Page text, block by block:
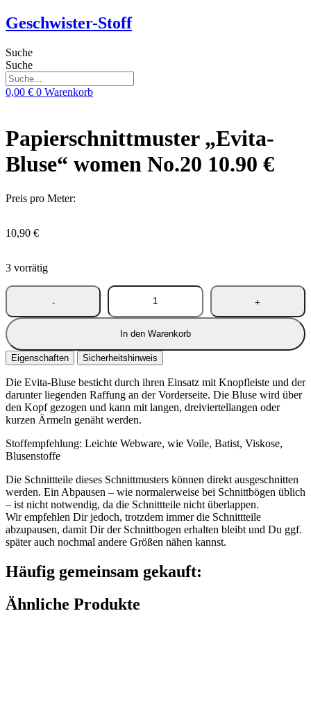
Zum
Inhalt
Geschwister-Stoff
Suche
Suche
0,00 € 0 Warenkorb
Papierschnittmuster „Evita-
Bluse“ women No.20 10.90 €
Preis pro Meter:
10,90 €
3 vorrätig
In den Warenkorb
Eigenschaften Sicherheitshinweis
Die Evita-Bluse besticht durch ihren Einsatz mit Knopfleiste und der
darunter liegenden Raffung an der Vorderseite. Die Bluse wird über
den Kopf gezogen und kann mit langen, dreiviertellangen oder
kurzen Ärmeln genäht werden.
Stoffempfehlung: Leichte Webware, wie Voile, Batist, Viskose,
Blusenstoffe
Die Schnittteile dieses Schnittmusters können direkt ausgeschnitten
werden. Ein Abpausen – wie normalerweise bei Schnittbögen üblich
– ist nicht notwendig, da die Schnittteile nicht überlappen.
Wir empfehlen Dir jedoch, trotzdem immer die Schnittteile
abzupausen, damit Dir der Schnittbogen erhalten bleibt und Du ggf.
später auch nochmal andere Größen nähen kannst.
Häufig gemeinsam gekauft:
Ähnliche Produkte